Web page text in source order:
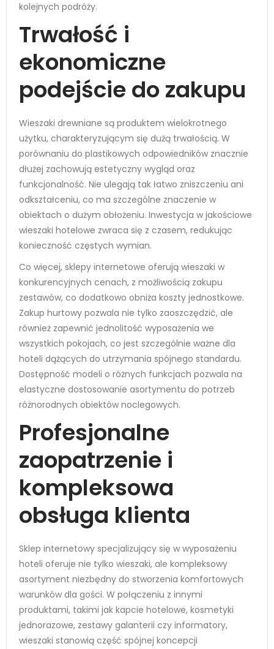
kolejnych podróży.
Trwałość i
ekonomiczne
podejście do zakupu
Wieszaki drewniane są produktem wielokrotnego
użytku, charakteryzującym się dużą trwałością. W
porównaniu do plastikowych odpowiedników znacznie
dłużej zachowują estetyczny wygląd oraz
funkcjonalność. Nie ulegają tak łatwo zniszczeniu ani
odkształceniu, co ma szczególne znaczenie w
obiektach o dużym obłożeniu. Inwestycja w jakościowe
wieszaki hotelowe zwraca się z czasem, redukując
konieczność częstych wymian.
Co więcej, sklepy internetowe oferują wieszaki w
konkurencyjnych cenach, z możliwością zakupu
zestawów, co dodatkowo obniża koszty jednostkowe.
Zakup hurtowy pozwala nie tylko zaoszczędzić, ale
również zapewnić jednolitość wyposażenia we
wszystkich pokojach, co jest szczególnie ważne dla
hoteli dążących do utrzymania spójnego standardu.
Dostępność modeli o różnych funkcjach pozwala na
elastyczne dostosowanie asortymentu do potrzeb
różnorodnych obiektów noclegowych.
Profesjonalne
zaopatrzenie i
kompleksowa
obsługa klienta
Sklep internetowy specjalizujący się w wyposażeniu
hoteli oferuje nie tylko wieszaki, ale kompleksowy
asortyment niezbędny do stworzenia komfortowych
warunków dla gości. W połączeniu z innymi
produktami, takimi jak kapcie hotelowe, kosmetyki
jednorazowe, zestawy galanterii czy informatory,
wieszaki stanowią część spójnej koncepcji